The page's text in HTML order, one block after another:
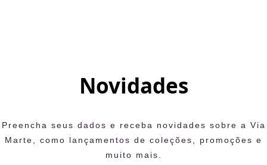
Novidades
Preencha seus dados e receba novidades sobre a Via
Marte, como lançamentos de coleções, promoções e
muito mais.